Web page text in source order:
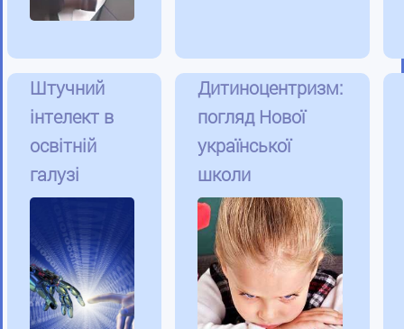
Штучний
інтелект в
освітній
галузі
Дитиноцентризм:
погляд Нової
української
школи